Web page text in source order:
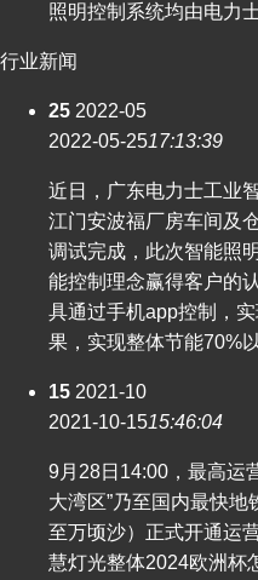
照明控制系统均由电力
行业新闻
25 2022-05
2022-05-2517:13:39
近日，广东电力士工业
江门安波福厂房车间及
调试完成，此次智能照
能控制理念赢得客户的
具通过手机app控制，
果，实现整体节能70%以
15 2021-10
2021-10-1515:46:04
9月28日14:00，最高运
大湾区”乃至国内最快
至万顷沙）正式开通运
慧灯光整体2024欧洲杯